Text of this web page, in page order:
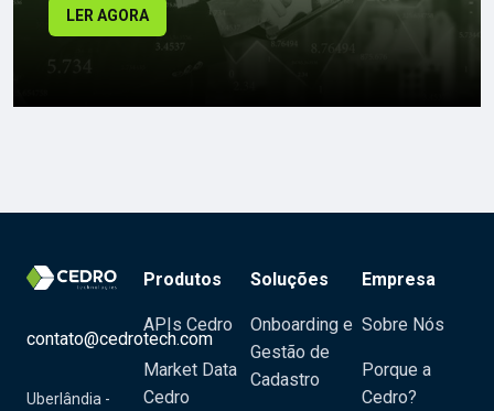
LER AGORA
contato@cedrotech.com
Uberlândia -
Produtos
APIs Cedro
Market Data
Cedro
Soluções
Onboarding e
Gestão de
Cadastro
Empresa
Sobre Nós
Porque a
Cedro?